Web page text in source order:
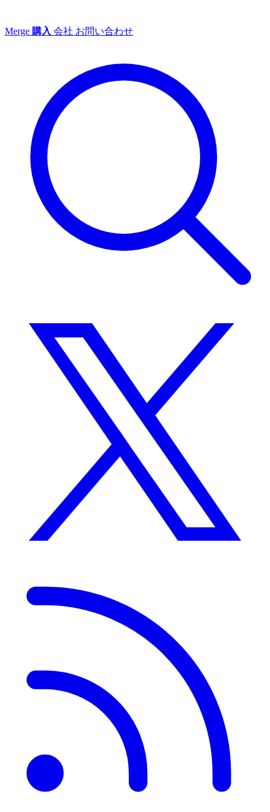
Merge 購入 会社 お問い合わせ